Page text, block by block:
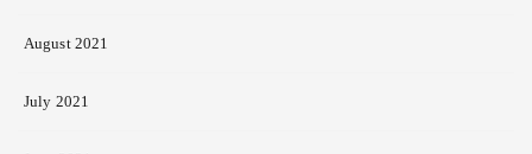
August 2021
July 2021